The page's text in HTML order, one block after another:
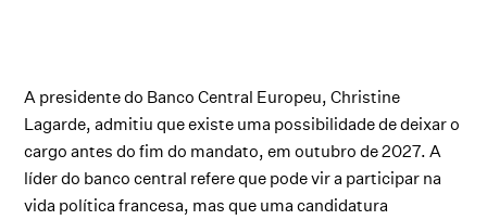
A presidente do Banco Central Europeu, Christine
Lagarde, admitiu que existe uma possibilidade de deixar o
cargo antes do fim do mandato, em outubro de 2027. A
líder do banco central refere que pode vir a participar na
vida política francesa, mas que uma candidatura